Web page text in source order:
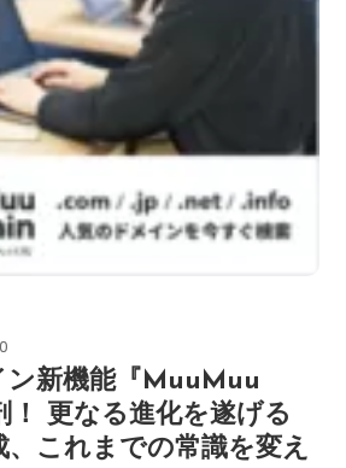
ン新機能『MuuMuu
！ 更なる進化を遂げる
、これまでの常識を変え